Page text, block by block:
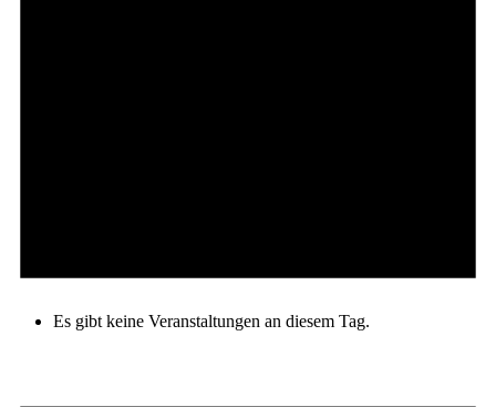
Es gibt keine Veranstaltungen an diesem Tag.